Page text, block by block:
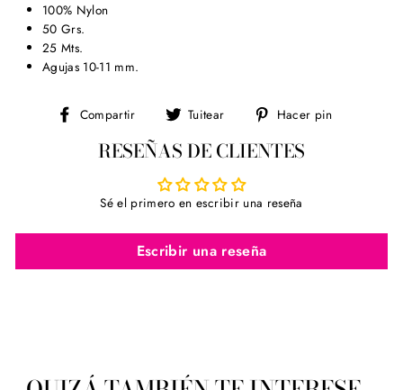
100% Nylon
50 Grs.
25 Mts.
Agujas 10-11 mm.
Compartir
Compartir
Facebook
Tuitear
Tuitear
Twitter
Hacer pin
RESEÑAS DE CLIENTES
Sé el primero en escribir una reseña
Escribir una reseña